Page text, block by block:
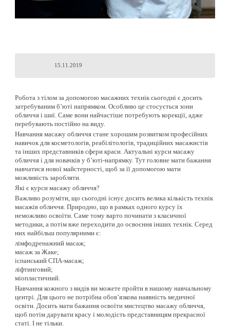
15.11.2019
Робота з тілом за допомогою масажних технік сьогодні є досить
затребуваним б’юті напрямком. Особливо це стосується зони
обличчя і шиї. Саме вони найчастіше потребують корекції, адже
перебувають постійно на виду.
Навчання масажу обличчя стане хорошим розвитком професійних
навичок для косметологів, реабілітологів, традиційних масажистів
та інших представників сфери краси. Актуальні курси масажу
обличчя і для новачків у б’юті-напрямку. Тут головне мати бажання
навчатися нової майстерності, щоб за її допомогою мати
можливість заробляти.
Які є курси масажу обличчя?
Важливо розуміти, що сьогодні існує досить велика кількість технік
масажів обличчя. Природно, що в рамках одного курсу їх
неможливо освоїти. Саме тому варто починати з класичної
методики, а потім вже переходити до освоєння інших технік. Серед
них найбільш популярними є:
лімфодренажний масаж;
масаж за Жаке;
іспанський СПА-масаж;
ліфтинговий;
міопластичний.
Навчання кожного з видів ви можете пройти в нашому навчальному
центрі. Для цього не потрібна обов’язкова наявність медичної
освіти. Досить мати бажання освоїти мистецтво масажу обличчя,
щоб потім дарувати красу і молодість представницям прекрасної
статі. І не тільки.